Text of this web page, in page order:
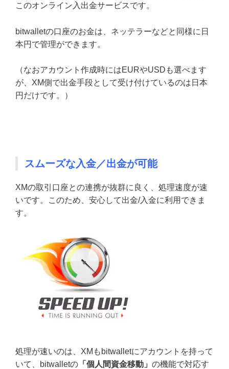
このオンライン入出金サービスです。
bitwalletの口座のお金は、ネッテラーなどと同様に日
本円で管理ができます。
（なおアカウント作成時にはEURやUSDも選べます
が、XM側で出金手段として受け付けているのは日本
円だけです。）
スムーズな入金／出金が可能
XMの取引口座との連携が抜群に良く、処理速度が速
いです。このため、安心して出金/入金に利用できま
す。
処理が速いのは、XMもbitwalletにアカウントを持って
いて、bitwalletの 「個人間資金移動」 の機能で対応す